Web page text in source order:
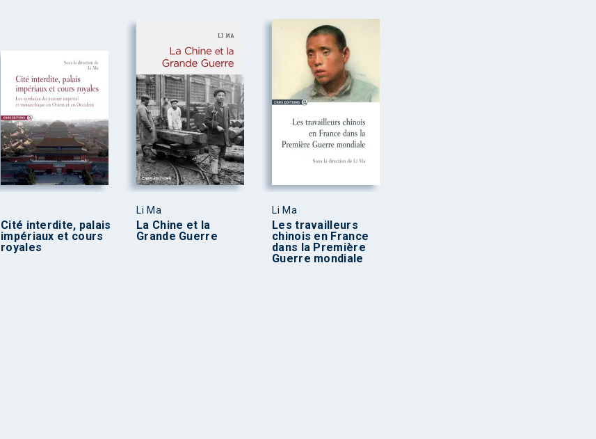
Cité interdite, palais
impériaux et cours
royales
Li Ma
La Chine et la
Grande Guerre
Li Ma
Les travailleurs
chinois en France
dans la Première
Guerre mondiale